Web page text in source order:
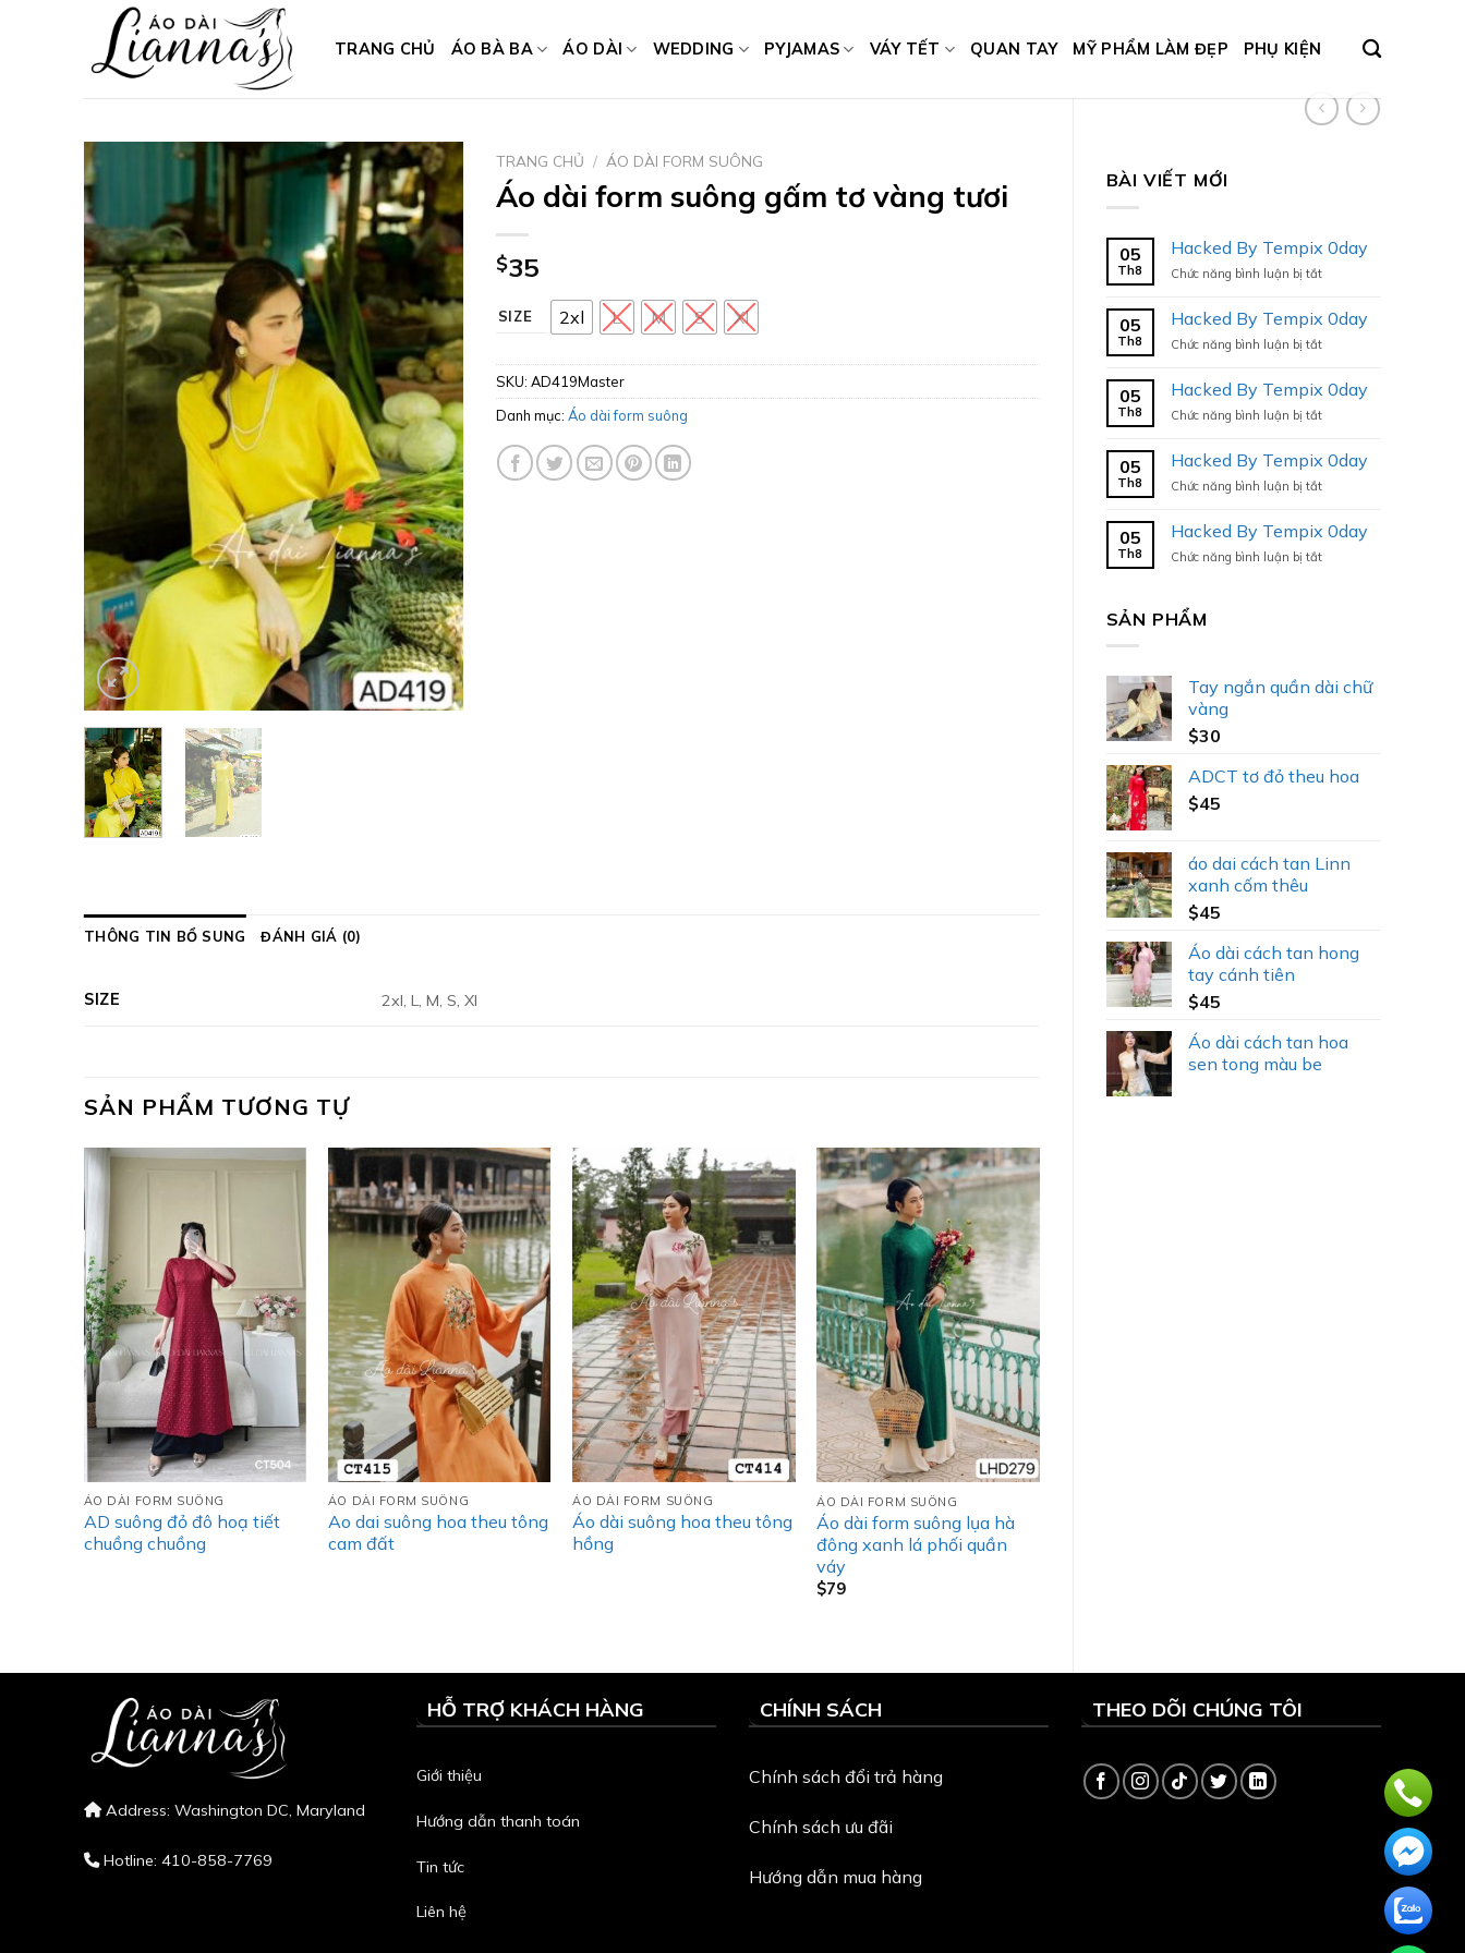
TRANG CHỦ ÁO BÀ BA ÁO DÀI WEDDING PYJAMAS VÁY TẾT QUAN TAY MỸ PHẨM LÀM ĐẸP PHỤ KIỆN
BÀI VIẾT MỚI
05
Th8
Hacked By Tempix 0day
Chức năng bình luận bị tắtở
Tempix
0day
05
Th8
Hacked By Tempix 0day
Chức năng bình luận bị tắtở
Tempix
0day
05
Th8
Hacked By Tempix 0day
Chức năng bình luận bị tắtở
Tempix
0day
05
Th8
Hacked By Tempix 0day
Chức năng bình luận bị tắtở
Tempix
0day
05
Th8
Hacked By Tempix 0day
Chức năng bình luận bị tắtở
SẢN PHẨM
Tay ngắn quần dài chữ
vàng
$30
ADCT tơ đỏ theu hoa
$45
áo dai cách tan Linn
xanh cốm thêu
$45
Áo dài cách tan hong
tay cánh tiên
$45
Áo dài cách tan hoa
sen tong màu be
TRANG CHỦ / ÁO DÀI FORM SUÔNG
Áo dài form suông gấm tơ vàng tươi
$35
SIZE 2xl L M S Xl
SKU: AD419Master
Danh mục: Áo dài form suông
THÔNG TIN BỔ SUNG ĐÁNH GIÁ (0)
SIZE 2xl, L, M, S, Xl
SẢN PHẨM TƯƠNG TỰ
ÁO DÀI FORM SUÔNG
AD suông đỏ đô hoạ tiết
chuồng chuồng
ÁO DÀI FORM SUÔNG
Ao dai suông hoa theu tông
cam đất
ÁO DÀI FORM SUÔNG
Áo dài suông hoa theu tông
hồng
ÁO DÀI FORM SUÔNG
Áo dài form suông lụa hà
đông xanh lá phối quần
váy
$79
Address: Washington DC, Maryland
Hotline: 410-858-7769
HỖ TRỢ KHÁCH HÀNG
Giới thiệu
Hướng dẫn thanh toán
Tin tức
Liên hệ
CHÍNH SÁCH
Chính sách đổi trả hàng
Chính sách ưu đãi
Hướng dẫn mua hàng
THEO DÕI CHÚNG TÔI